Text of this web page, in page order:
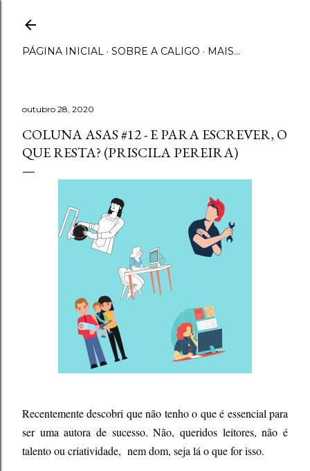
PÁGINA INICIAL SOBRE A CALIGO MAIS…
outubro 28, 2020
COLUNA ASAS #12 - E PARA ESCREVER, O
QUE RESTA? (PRISCILA PEREIRA)
Recentemente descobri que não tenho o que é essencial para
ser uma autora de sucesso. Não, queridos leitores, não é
talento ou criatividade, nem dom, seja lá o que for isso.